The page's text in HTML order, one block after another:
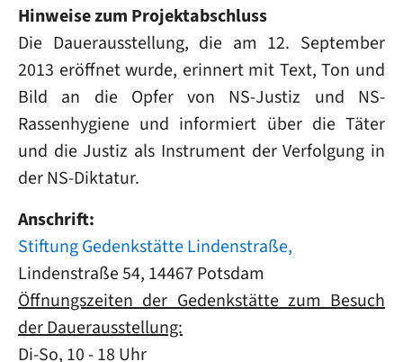
Hinweise zum Projektabschluss
Die Dauerausstellung, die am 12. September
2013 eröffnet wurde, erinnert mit Text, Ton und
Bild an die Opfer von NS-Justiz und NS-
Rassenhygiene und informiert über die Täter
und die Justiz als Instrument der Verfolgung in
der NS-Diktatur.
Anschrift:
Stiftung Gedenkstätte Lindenstraße,
Lindenstraße 54, 14467 Potsdam
Öffnungszeiten der Gedenkstätte zum Besuch
der Dauerausstellung:
Di-So, 10 - 18 Uhr